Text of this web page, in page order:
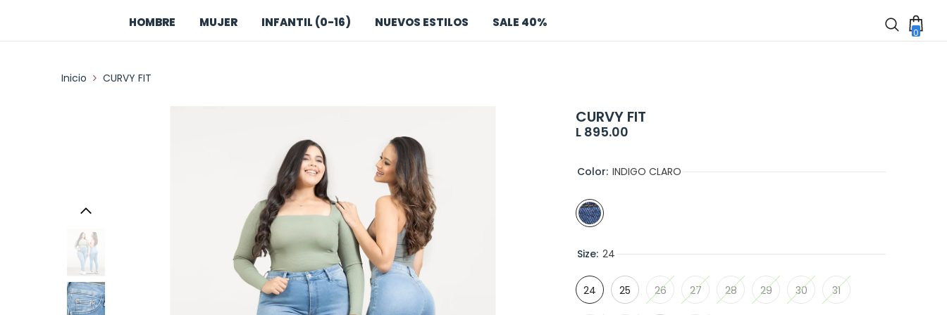
HOMBRE MUJER INFANTIL (0-16) NUEVOS ESTILOS SALE 40%
00
item
Inicio CURVY FIT
CURVY FIT
L 895.00
Color: INDIGO CLARO
Size: 24
24 25 26 27 28 29 30 31